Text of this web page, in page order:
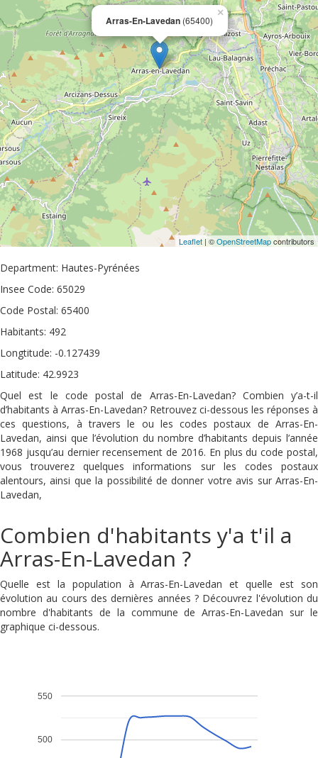
Arras-En-Lavedan (65400)
×
Leaflet | ©OpenStreetMapcontributors
Department: Hautes-Pyrénées
Insee Code: 65029
Code Postal: 65400
Habitants: 492
Longtitude: -0.127439
Latitude: 42.9923
Quel est le code postal de Arras-En-Lavedan? Combien y’a-t-il
d’habitants à Arras-En-Lavedan? Retrouvez ci-dessous les réponses à
ces questions, à travers le ou les codes postaux de Arras-En-
Lavedan, ainsi que l’évolution du nombre d’habitants depuis l’année
1968 jusqu’au dernier recensement de 2016. En plus du code postal,
vous trouverez quelques informations sur les codes postaux
alentours, ainsi que la possibilité de donner votre avis sur Arras-En-
Lavedan,
Combien d'habitants y'a t'il a
Arras-En-Lavedan ?
Quelle est la population à Arras-En-Lavedan et quelle est son
évolution au cours des dernières années ? Découvrez l'évolution du
nombre d'habitants de la commune de Arras-En-Lavedan sur le
graphique ci-dessous.
500
550